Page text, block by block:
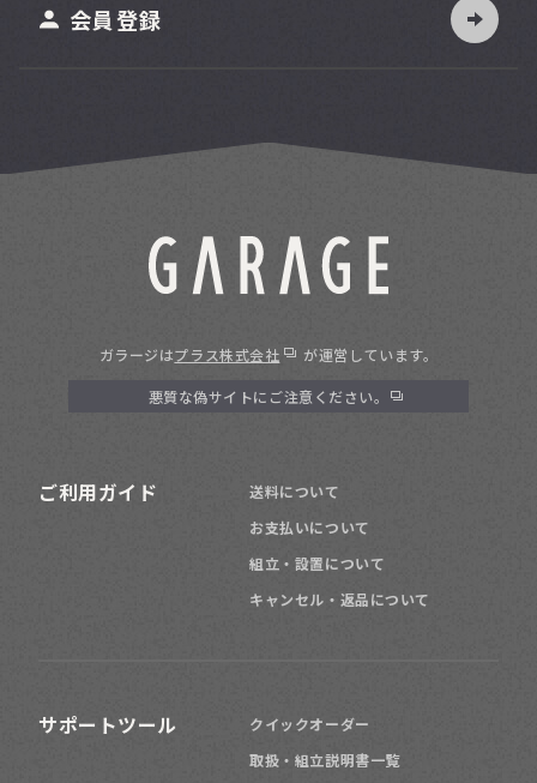
会員登録
ガラージはプラス株式会社 が運営しています。
悪質な偽サイトにご注意ください。
ご利用ガイド
送料について
お支払いについて
組立・設置について
キャンセル・返品について
サポートツール
クイックオーダー
取扱・組立説明書一覧